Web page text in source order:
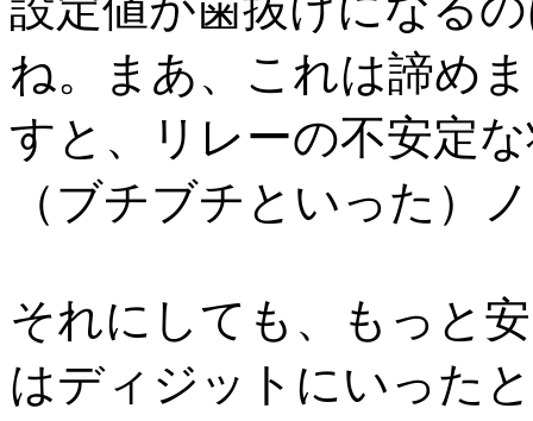
ね。まあ、これは諦め
すと、リレーの不安定
（ブチブチといった）
それにしても、もっと
はディジットにいった